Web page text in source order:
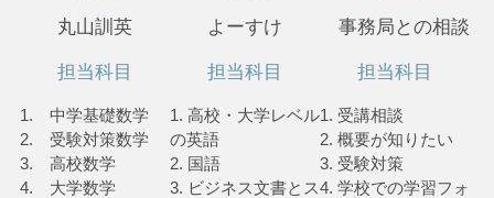
丸山訓英
担当科目
1. 中学基礎数学
2. 受験対策数学
3. 高校数学
4. 大学数学
よーすけ
担当科目
1. 高校・大学レベル
の英語
2. 国語
3. ビジネス文書とス
事務局との相談
担当科目
1. 受講相談
2. 概要が知りたい
3. 受験対策
4. 学校での学習フォ